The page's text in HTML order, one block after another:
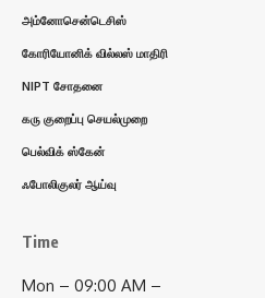
அம்னோசென்டெசிஸ்
கோரியோனிக் வில்லஸ் மாதிரி
NIPT சோதனை
கரு குறைப்பு செயல்முறை
பெல்விக் ஸ்கேன்
ஃபோலிகுலர் ஆய்வு
Time
Mon – 09:00 AM –